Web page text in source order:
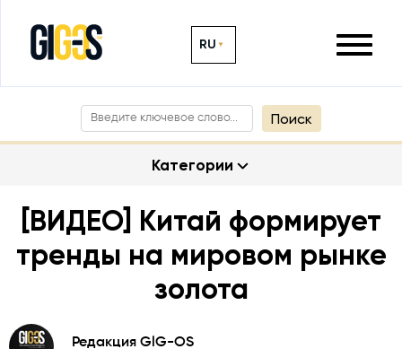
RU
Категории
Поиск
[ВИДЕО] Китай формирует
тренды на мировом рынке
золота
Редакция GlG-OS